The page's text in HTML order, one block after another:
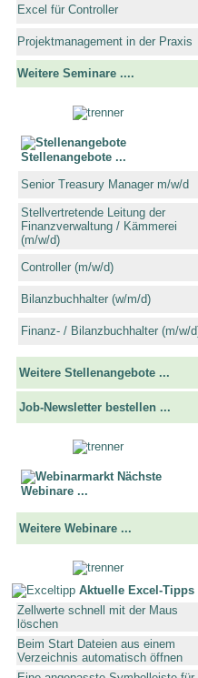
Excel für Controller
Projektmanagement in der Praxis
Weitere Seminare ....
Stellenangebote ...
Senior Treasury Manager m/w/d
Stellvertretende Leitung der
Finanzverwaltung / Kämmerei
(m/w/d)
Controller (m/w/d)
Bilanzbuchhalter (w/m/d)
Finanz- / Bilanzbuchhalter (m/w/
Weitere Stellenangebote ...
Job-Newsletter bestellen ...
Nächste
Webinare ...
Weitere Webinare ...
Aktuelle Excel-Tipps
Zellwerte schnell mit der Maus
löschen
Beim Start Dateien aus einem
Verzeichnis automatisch öffnen